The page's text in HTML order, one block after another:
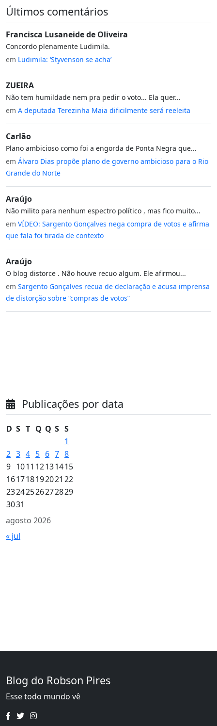
Últimos comentários
Francisca Lusaneide de Oliveira
Concordo plenamente Ludimila.
em Ludimila: ‘Styvenson se acha’
ZUEIRA
Não tem humildade nem pra pedir o voto... Ela quer...
em A deputada Terezinha Maia dificilmente será reeleita
Carlão
Plano ambicioso como foi a engorda de Ponta Negra que...
em Álvaro Dias propõe plano de governo ambicioso para o Rio
Grande do Norte
Araújo
Não milito para nenhum espectro político , mas fico muito...
em VÍDEO: Sargento Gonçalves nega compra de votos e afirma
que fala foi tirada de contexto
Araújo
O blog distorce . Não houve recuo algum. Ele afirmou...
em Sargento Gonçalves recua de declaração e acusa imprensa
de distorção sobre “compras de votos”
Publicações por data
agosto 2026
D S T Q Q S S
1
2 3 4 5 6 7 8
9 1011 12131415
161718192021 22
23242526272829
3031
« jul
Blog do Robson Pires
Esse todo mundo vê